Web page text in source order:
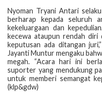
Nyoman Tryani Antari
berharap kepada seluruh
kekeluargaan dan
kecewa ataupun rendah diri
keputusan ada ditangan
Jayanti Muntur mengaku
megah. “Acara hari ini
suporter yang mendukung
untuk memberi semangat
(klp&gdw)